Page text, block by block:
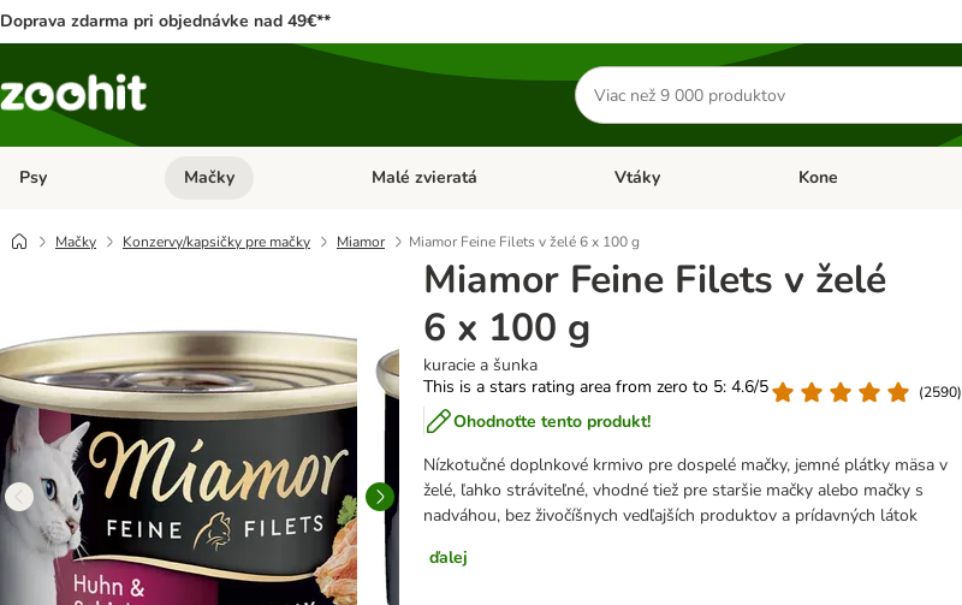
Doprava zdarma pri objednávke nad 49€**
Hľadať
produkty
Psy Otvoriť menu: Psy
Mačky Otvoriť menu: Mačky
Malé zvieratá Otvoriť menu: Malé zvieratá
Vtáky Otvoriť menu: Vtáky
Kone
Mačky Konzervy/kapsičky pre mačky Miamor Miamor Feine Filets v želé 6 x 100 g
Miamor Feine Filets v želé
6 x 100 g
kuracie a šunka
This is a stars rating area from zero to 5: 4.6/5
(2590)
Ohodnoťte tento produkt!
Nízkotučné doplnkové krmivo pre dospelé mačky, jemné plátky mäsa v
želé, ľahko stráviteľné, vhodné tiež pre staršie mačky alebo mačky s
nadváhou, bez živočíšnych vedľajších produktov a prídavných látok
ďalej